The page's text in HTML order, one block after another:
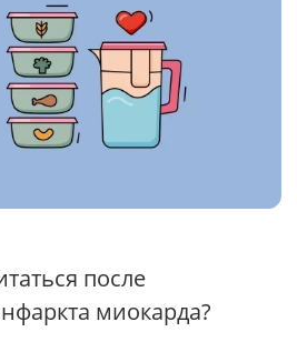
после
миокарда?